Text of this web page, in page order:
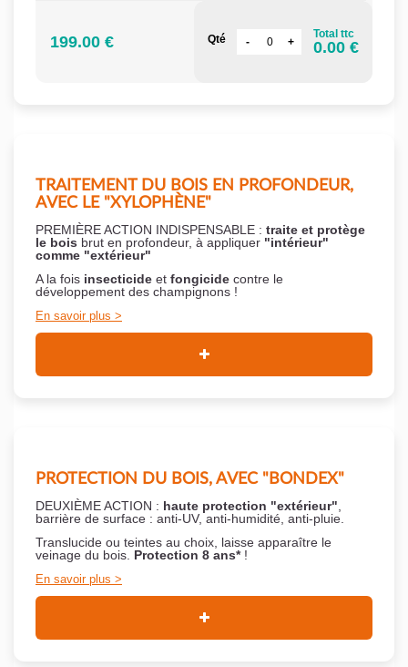
199.00 € Qté Total ttc
0.00 €
TRAITEMENT DU BOIS EN PROFONDEUR,
AVEC LE "XYLOPHÈNE"
PREMIÈRE ACTION INDISPENSABLE : traite et protège
le bois brut en profondeur, à appliquer "intérieur"
comme "extérieur"
A la fois insecticide et fongicide contre le
développement des champignons !
En savoir plus
PROTECTION DU BOIS, AVEC "BONDEX"
DEUXIÈME ACTION : haute protection "extérieur"
barrière de surface : anti-UV, anti-humidité, anti-pluie.
Translucide ou teintes au choix, laisse apparaître le
veinage du bois. Protection 8 ans*!
En savoir plus